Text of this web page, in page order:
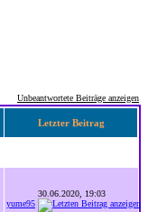
Unbeantwortete Beiträge anzeigen
Letzter Beitrag
30.06.2020, 19:03
yume95